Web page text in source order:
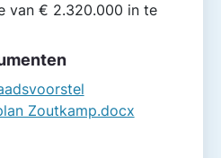
van € 2.320.000 in te
Zoutkamp.docx